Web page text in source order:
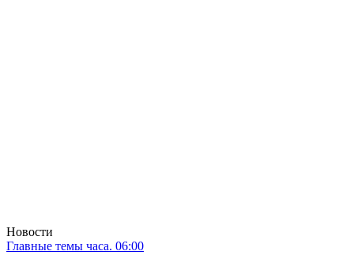
Новости
Главные темы часа. 06:00